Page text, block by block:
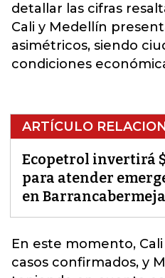
detallar las cifras
Cali y Medellín
asimétricos, siendo
condiciones
ARTÍCULO
Ecopetrol invertirá
para atender
en Barrancabermeja
En este momento,
casos confirmados, y